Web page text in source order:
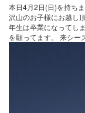
本日4月2日(日)を持ち
沢山のお子様にお越し頂
年生は卒業になってし
を願ってます。
来シー